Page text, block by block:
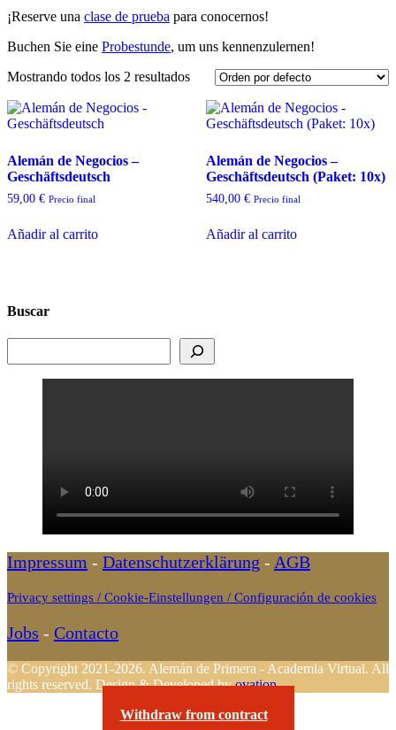
¡Reserve una clase de prueba para conocernos!
Buchen Sie eine Probestunde, um uns kennenzulernen!
Mostrando todos los 2 resultados
Alemán de Negocios –
Geschäftsdeutsch
59,00 € Precio final
Añadir al carrito
Alemán de Negocios –
Geschäftsdeutsch (Paket: 10x)
540,00 € Precio final
Añadir al carrito
Buscar
Impressum - Datenschutzerklärung - AGB
Privacy settings / Cookie-Einstellungen / Configuración de cookies
Jobs - Contacto
© Copyright 2021-2026. Alemán de Primera - Academia Virtual. All
rights reserved. Design & Developed byovation
Withdraw from contract